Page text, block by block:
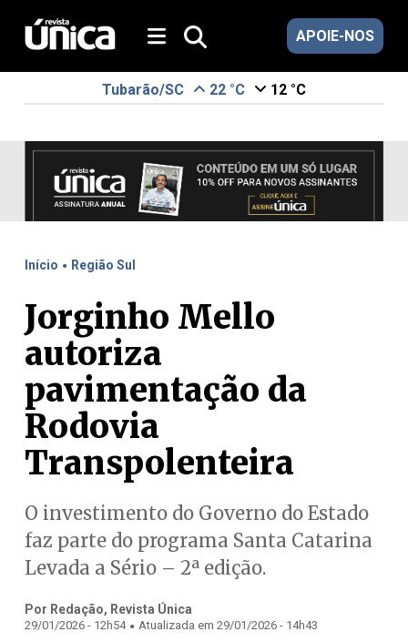
APOIE-NOS
Tubarão/SC 22 °C 12 °C
Início . Região Sul
Jorginho Mello
autoriza
pavimentação da
Rodovia
Transpolenteira
O investimento do Governo do Estado
faz parte do programa Santa Catarina
Levada a Sério – 2ª edição.
Por Redação, Revista Única
29/01/2026 - 12h54 . Atualizada em 29/01/2026 - 14h43